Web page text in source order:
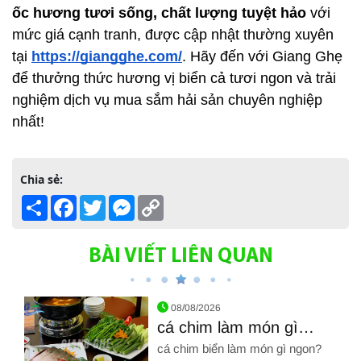
ốc hương tươi sống, chất lượng tuyệt hảo với
mức giá cạnh tranh, được cập nhật thường xuyên
tại https://giangghe.com/. Hãy đến với Giang Ghẹ
để thưởng thức hương vị biển cả tươi ngon và trải
nghiệm dịch vụ mua sắm hải sản chuyên nghiệp
nhất!
Chia sẻ:
Share Facebook
TwitterMessenger
BÀI VIẾT LIÊN QUAN
08/08/2026
cá chim làm món gì
ngon? Mẹo 3 công thức
cá chim biển làm món gì ngon?